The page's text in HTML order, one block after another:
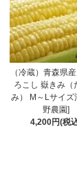
（冷蔵）青森県
ろこし 嶽きみ（
み） M～Lサイズ
野農園]
4,200円(税